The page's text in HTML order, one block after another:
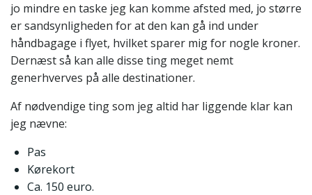
jo mindre en taske jeg kan komme afsted med, jo større
er sandsynligheden for at den kan gå ind under
håndbagage i flyet, hvilket sparer mig for nogle kroner.
Dernæst så kan alle disse ting meget nemt
generhverves på alle destinationer.
Af nødvendige ting som jeg altid har liggende klar kan
jeg nævne:
Pas
Kørekort
Ca. 150 euro.